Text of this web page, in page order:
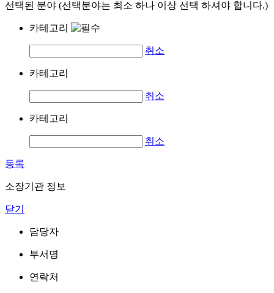
선택된 분야 (선택분야는 최소 하나 이상 선택 하셔야 합니다.)
카테고리
취소
카테고리
취소
카테고리
취소
등록
소장기관 정보
닫기
담당자
부서명
연락처